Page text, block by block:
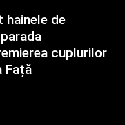
hainele de
cuplurilor
Față